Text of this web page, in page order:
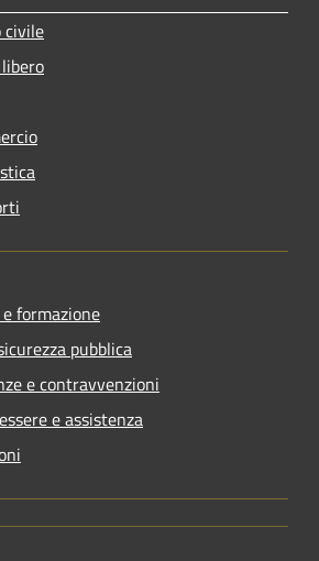
civile
formazione
pubblica
e contravvenzioni
e assistenza